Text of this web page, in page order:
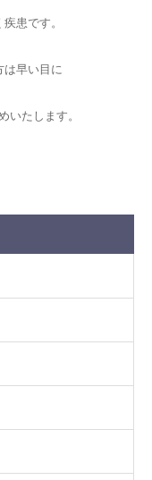
患です。
は早い目に
いたします。